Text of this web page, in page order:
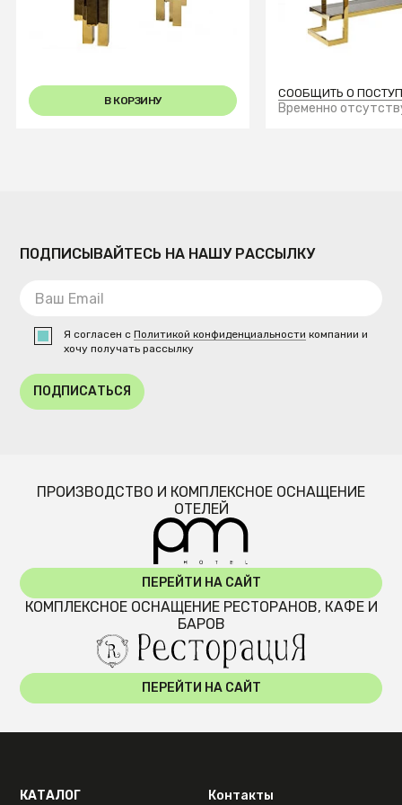
В КОРЗИНУ
СООБЩИТЬ О
Временно
ПОДПИСЫВАЙТЕСЬ НА НАШУ РАССЫЛКУ
Я согласен сПолитикой конфиденциальности компании и
хочу получать рассылку
ПОДПИСАТЬСЯ
ПРОИЗВОДСТВО И КОМПЛЕКСНОЕ ОСНАЩЕНИЕ
ОТЕЛЕЙ
ПЕРЕЙТИ НА САЙТ
КОМПЛЕКСНОЕ ОСНАЩЕНИЕ РЕСТОРАНОВ, КАФЕ И
БАРОВ
ПЕРЕЙТИ НА САЙТ
КАТАЛОГ
Контакты